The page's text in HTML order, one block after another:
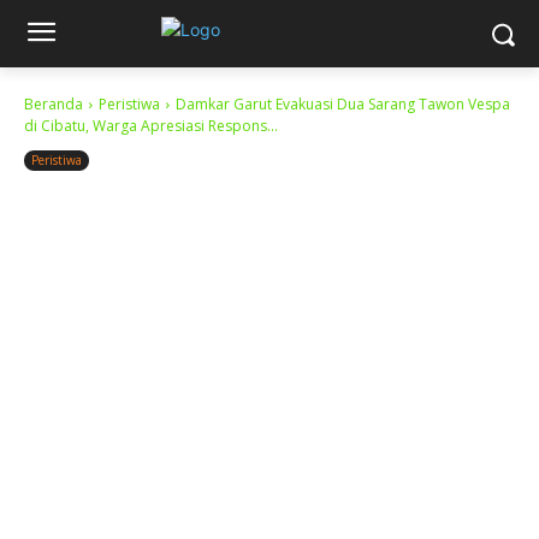
Beranda Peristiwa
Damkar Garut Evakuasi Dua Sarang Tawon Vespa
di Cibatu, Warga Apresiasi Respons...
Peristiwa